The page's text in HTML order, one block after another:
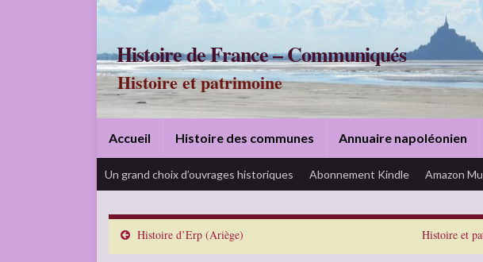
Histoire de France – Communiqués
Histoire et patrimoine
Accueil Histoire des communes Annuaire napoléonien
Un grand choix d’ouvrages historiques Abonnement Kindle Amazon
Histoire d’Erp (Ariège) Histoire et